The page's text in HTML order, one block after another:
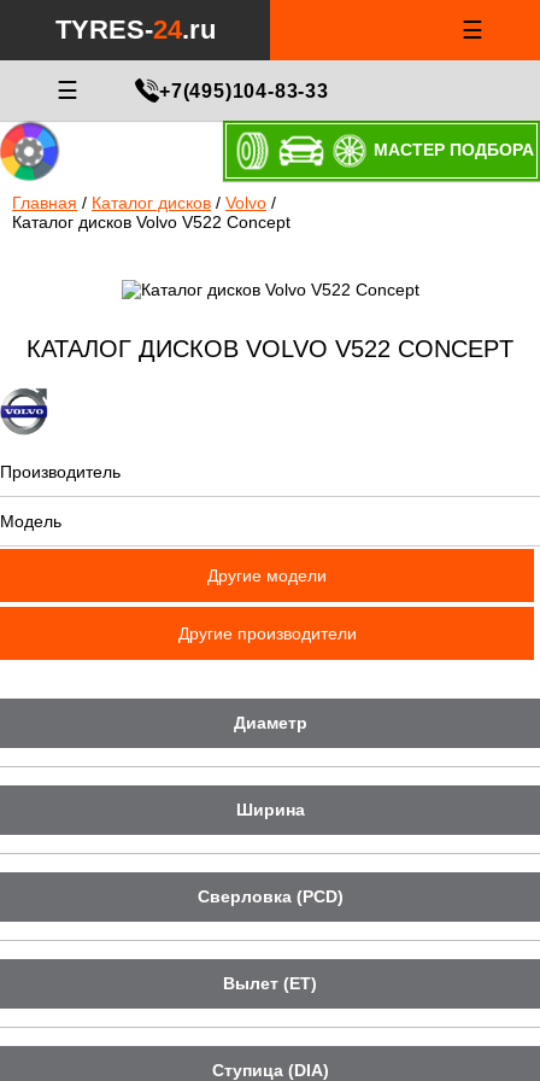
TYRES-24.ru ☰
☰ +7(495)104-83-33
МАСТЕР ПОДБОРА
Главная / Каталог дисков / Volvo /
Каталог дисков Volvo V522 Concept
КАТАЛОГ ДИСКОВ VOLVO V522 CONCEPT
Производитель
Модель
Другие модели
Другие производители
Диаметр
Ширина
Сверловка (PCD)
Вылет (ET)
Ступица (DIA)